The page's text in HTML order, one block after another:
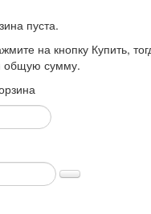
пуста.
на кнопку Купить,
общую сумму.